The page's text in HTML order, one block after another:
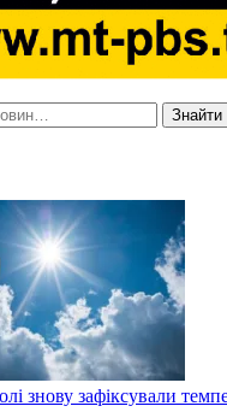
Знайти
знову зафіксували